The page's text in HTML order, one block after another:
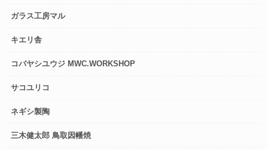
ガラス工房マル
キエリ舎
コバヤシユウジ MWC.WORKSHOP
サコユリコ
ネギシ製陶
三木健太郎 鳥取因幡焼